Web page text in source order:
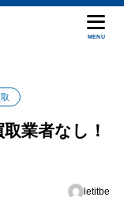
MENU
業者なし！
letitbe